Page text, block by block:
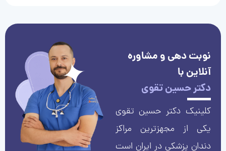
نوبت دهی و مشاوره
آنلاین با
دکتر حسین تقوی
کلینیک دکتر حسین تقوی
یکی از مجهزترین مراکز
دندان پزشکی در ایران است